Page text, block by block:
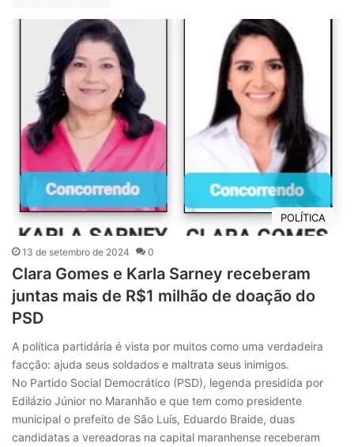
POLÍTICA
13 de setembro de 2024 0
Clara Gomes e Karla Sarney receberam
juntas mais de R$1 milhão de doação do
PSD
A política partidária é vista por muitos como uma verdadeira
facção: ajuda seus soldados e maltrata seus inimigos.
No Partido Social Democrático (PSD), legenda presidida por
Edilázio Júnior no Maranhão e que tem como presidente
municipal o prefeito de São Luís, Eduardo Braide, duas
candidatas a vereadoras na capital maranhense receberam